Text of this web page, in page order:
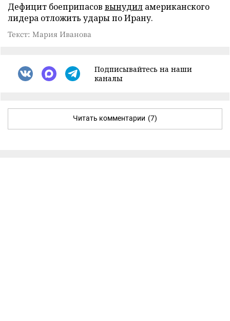
Дефицит боеприпасов вынудил американского
лидера отложить удары по Ирану.
Текст: Мария Иванова
Подписывайтесь на наши
каналы
Читать комментарии (7)